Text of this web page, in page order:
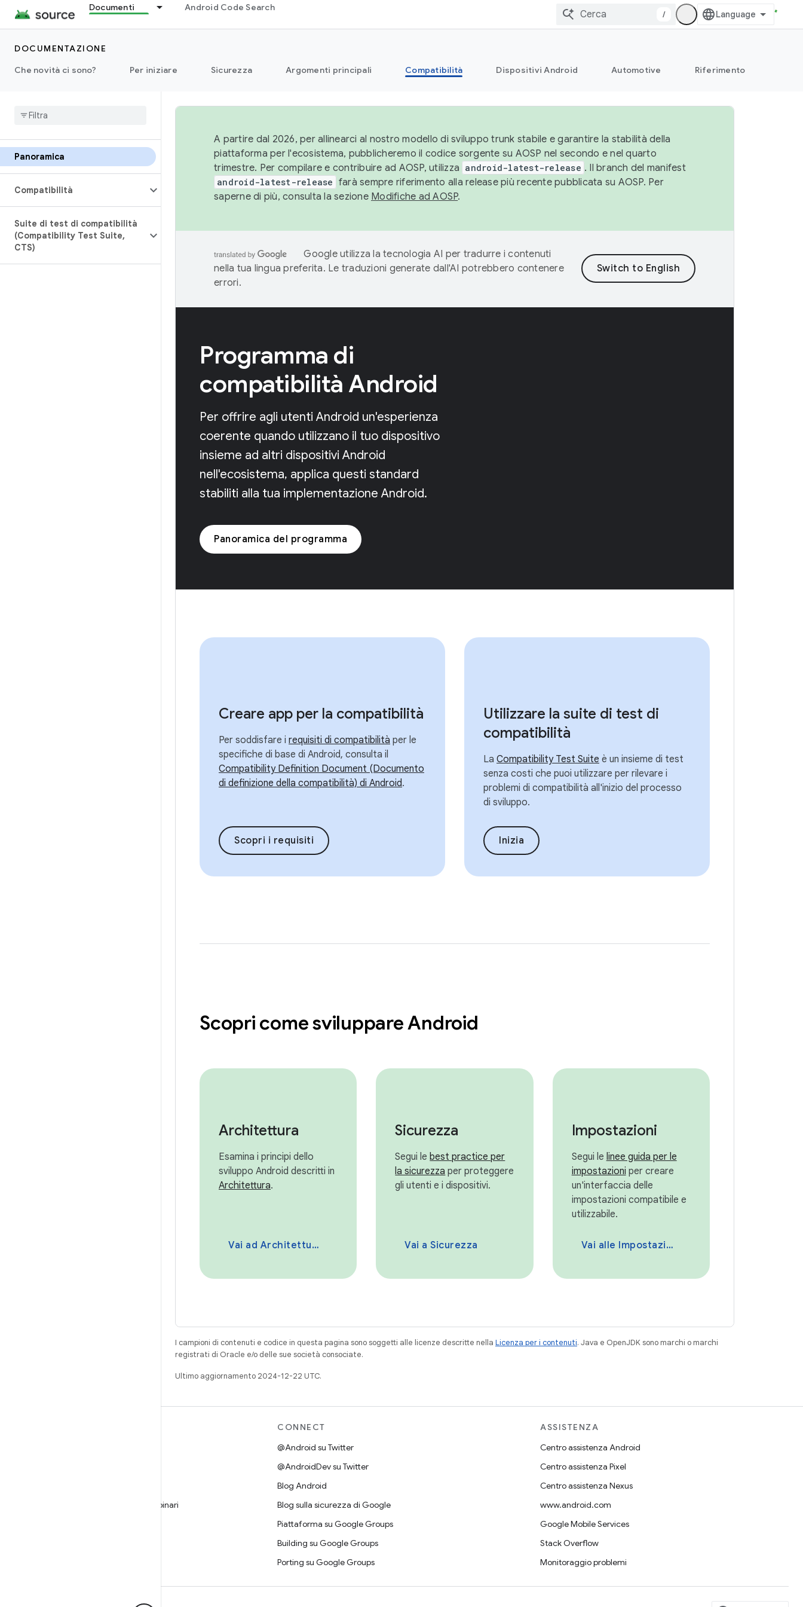
Documenti Android Code Search
/
DOCUMENTAZIONE
Che novità ci sono?
Per iniziare Sicurezza Argomenti principali Compatibilità Dispositivi Android Automotive Riferimento
Panoramica
Compatibilità
Suite di test di compatibilità
(Compatibility Test Suite,
CTS)
A partire dal 2026, per allinearci al nostro modello di sviluppo trunk stabile e garantire la stabilità della
piattaforma per l'ecosistema, pubblicheremo il codice sorgente su AOSP nel secondo e nel quarto
trimestre. Per compilare e contribuire ad AOSP, utilizza android-latest-release . Il branch del manifest
android-latest-release farà sempre riferimento alla release più recente pubblicata su AOSP. Per
saperne di più, consulta la sezione Modifiche ad AOSP.
Google utilizza la tecnologia AI per tradurre i contenuti
nella tua lingua preferita. Le traduzioni generate dall'AI potrebbero contenere
errori.
Programma di
compatibilità Android
Per offrire agli utenti Android un'esperienza
coerente quando utilizzano il tuo dispositivo
insieme ad altri dispositivi Android
nell'ecosistema, applica questi standard
stabiliti alla tua implementazione Android.
Panoramica del programma
Creare app per la compatibilità
Per soddisfare i requisiti di compatibilità per le
specifiche di base di Android, consulta il
Compatibility Definition Document (Documento
di definizione della compatibilità) di Android.
Scopri i requisiti
Utilizzare la suite di test di
compatibilità
La Compatibility Test Suite è un insieme di test
senza costi che puoi utilizzare per rilevare i
problemi di compatibilità all'inizio del processo
di sviluppo.
Inizia
Scopri come sviluppare Android
Architettura
Esamina i principi dello
sviluppo Android descritti in
Architettura.
Vai ad Architettura
Sicurezza
Segui lebest practice per
la sicurezza per proteggere
gli utenti e i dispositivi.
Vai a Sicurezza
Impostazioni
Segui le linee guida per le
impostazioni per creare
un'interfaccia delle
impostazioni compatibile e
utilizzabile.
Vai alle Impostazioni
I campioni di contenuti e codice in questa pagina sono soggetti alle licenze descritte nella Licenza per i contenuti. Java e OpenJDK sono marchi o marchi
registrati di Oracle e/o delle sue società consociate.
Ultimo aggiornamento 2024-12-22 UTC.
Visualizza l'anteprima dei programmi binari
CONNECT
@Android su Twitter
@AndroidDev su Twitter
Blog Android
Blog sulla sicurezza di Google
Piattaforma su Google Groups
Building su Google Groups
Porting su Google Groups
ASSISTENZA
Centro assistenza Android
Centro assistenza Pixel
Centro assistenza Nexus
www.android.com
Google Mobile Services
Stack Overflow
Monitoraggio problemi